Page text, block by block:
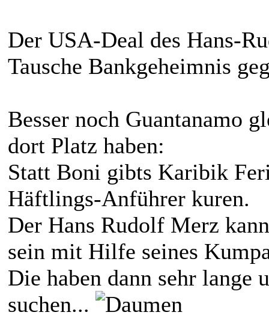
Der USA-Deal des Hans-
Tausche Bankgeheimnis
Besser noch Guantanamo
dort Platz haben:
Statt Boni gibts Karibik
Häftlings-Anführer kuren.
Der Hans Rudolf Merz
sein mit Hilfe seines
Die haben dann sehr lange
suchen...